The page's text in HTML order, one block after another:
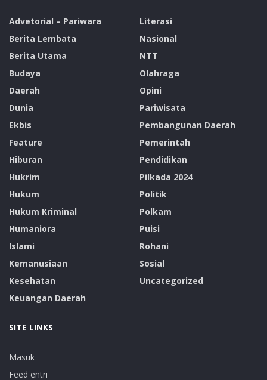
Advetorial – Pariwara
Berita Lembata
Berita Utama
Budaya
Daerah
Dunia
Ekbis
Feature
Hiburan
Hukrim
Hukum
Hukum Kriminal
Humaniora
Islami
Kemanusiaan
Kesehatan
Keuangan Daerah
Literasi
Nasional
NTT
Olahraga
Opini
Pariwisata
Pembangunan Daerah
Pemerintah
Pendidikan
Pilkada 2024
Politik
Polkam
Puisi
Rohani
Sosial
Uncategorized
SITE LINKS
Masuk
Feed entri